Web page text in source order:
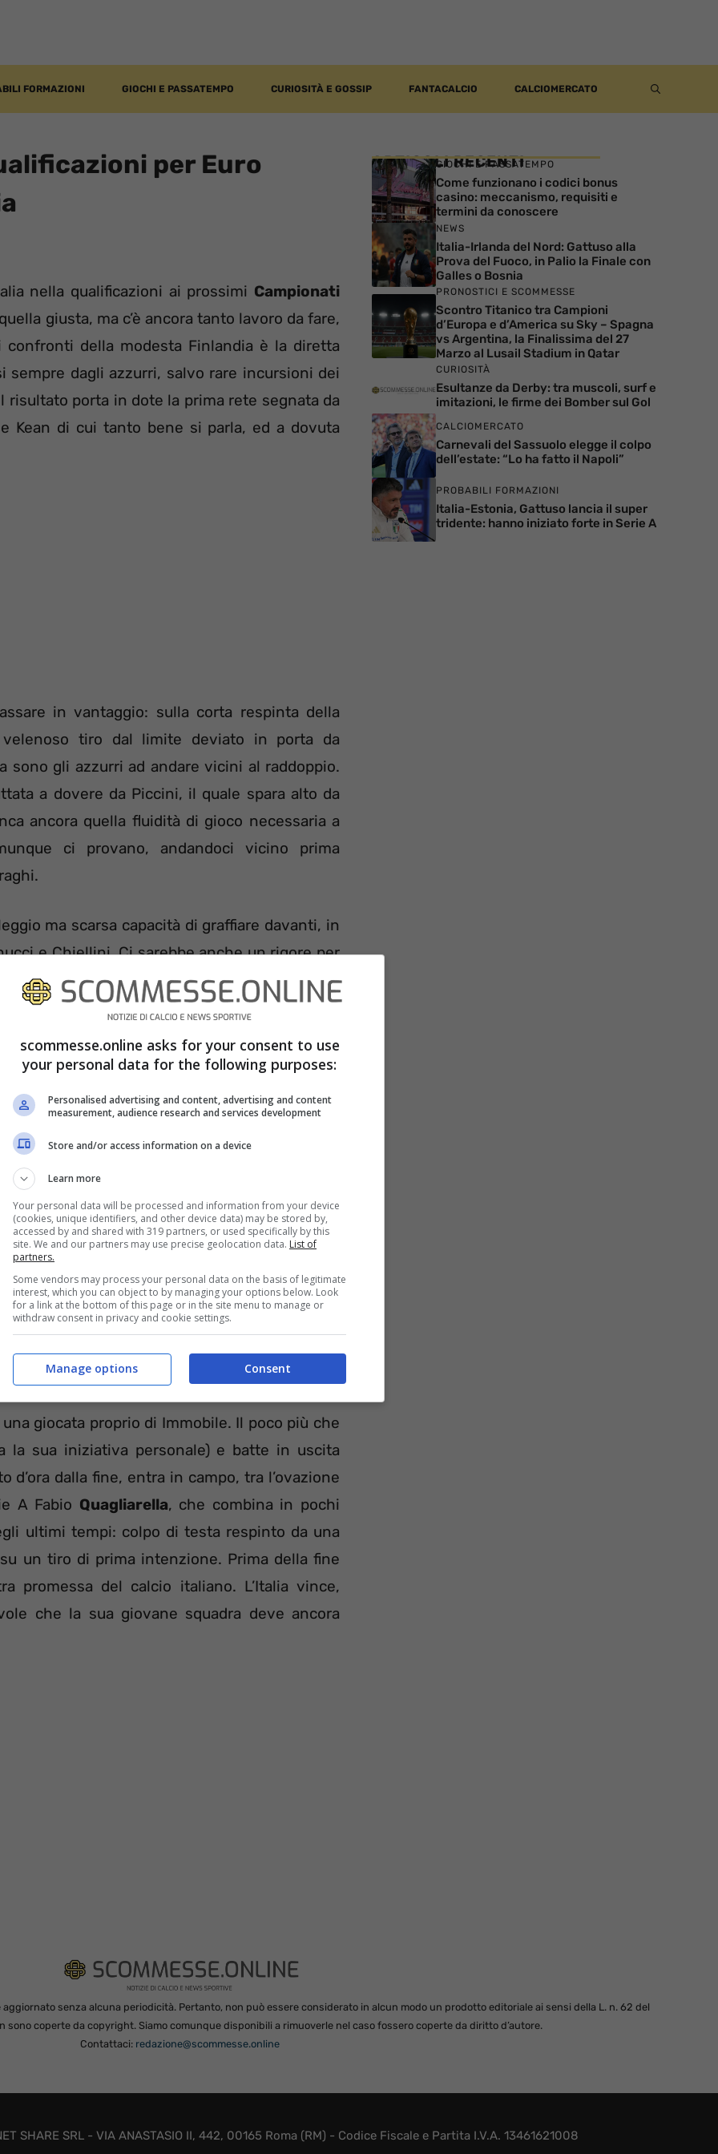
FORMAZIONI GIOCHI E PASSATEMPO CURIOSITÀ E GOSSIP FANTACALCIO CALCIOMERCATO
per Euro
nella qualificazioni ai prossimi Campionati
giusta, ma c’è ancora tanto lavoro da fare,
della modesta Finlandia è la diretta
sempre dagli azzurri, salvo rare incursioni dei
risultato porta in dote la prima rete segnata da
Kean di cui tanto bene si parla, ed a dovuta
in vantaggio: sulla corta respinta della
tiro dal limite deviato in porta da
sono gli azzurri ad andare vicini al raddoppio.
a dovere da Piccini, il quale spara alto da
ancora quella fluidità di gioco necessaria a
ci provano, andandoci vicino prima
ma scarsa capacità di graffiare davanti, in
e Chiellini. Ci sarebbe anche un rigore per
ma l’arbitro israeliano Grinfeld non è
Italia in avanti alla ricerca del raddoppio,
Il periodaccio di Immobile con la maglia
porta, spesso in posizione irregolare o in
il tentativo dei finlandesi al 65° non si
su assist di Lod).
giocata proprio di Immobile. Il poco più che
la sua iniziativa personale) e batte in uscita
d’ora dalla fine, entra in campo, tra l’ovazione
A Fabio Quagliarella, che combina in pochi
ultimi tempi: colpo di testa respinto da una
un tiro di prima intenzione. Prima della fine
promessa del calcio italiano. L’Italia vince,
che la sua giovane squadra deve ancora
ARTICOLI RECENTI
GIOCHI E PASSATEMPO
Come funzionano i codici bonus
casino: meccanismo, requisiti e
termini da conoscere
NEWS
Italia-Irlanda del Nord: Gattuso alla
Prova del Fuoco, in Palio la Finale con
Galles o Bosnia
PRONOSTICI E SCOMMESSE
Scontro Titanico tra Campioni
d’Europa e d’America su Sky – Spagna
vs Argentina, la Finalissima del 27
Marzo al Lusail Stadium in Qatar
CURIOSITÀ
Esultanze da Derby: tra muscoli, surf e
imitazioni, le firme dei Bomber sul Gol
CALCIOMERCATO
Carnevali del Sassuolo elegge il colpo
dell’estate: “Lo ha fatto il Napoli”
PROBABILI FORMAZIONI
Italia-Estonia, Gattuso lancia il super
tridente: hanno iniziato forte in Serie A
senza alcuna periodicità. Pertanto, non può essere considerato in alcun modo un prodotto editoriale ai sensi della L. n. 62 del
sono coperte da copyright. Siamo comunque disponibili a rimuoverle nel caso fossero coperte da diritto d’autore.
Contattaci: redazione@scommesse.online
SHARE SRL - VIA ANASTASIO II, 442, 00165 Roma (RM) - Codice Fiscale e Partita I.V.A. 13461621008
scommesse.online asks for your consent to use
your personal data for the following purposes:
Personalised advertising and content, advertising and content
measurement, audience research and services development
Store and/or access information on a device
Learn more
Your personal data will be processed and information from your device
(cookies, unique identifiers, and other device data) may be stored by,
accessed by and shared with 319 partners, or used specifically by this
site. We and our partners may use precise geolocation data. List of
partners.
Some vendors may process your personal data on the basis of legitimate
interest, which you can object to by managing your options below. Look
for a link at the bottom of this page or in the site menu to manage or
withdraw consent in privacy and cookie settings.
Consent
Manage options